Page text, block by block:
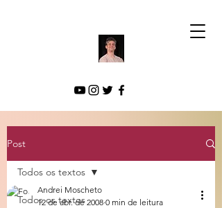
Post
Todos os textos
Todos os textos
Andrei Moscheto
12 de abr. de 2008 0 min de leitura